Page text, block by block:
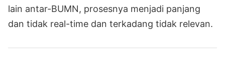
lain antar-BUMN, prosesnya menjadi panjang
dan tidak real-time dan terkadang tidak relevan.